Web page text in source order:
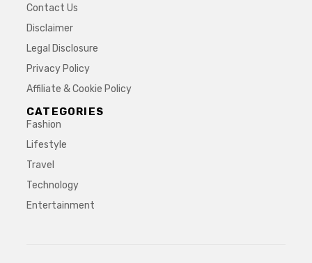
Contact Us
Disclaimer
Legal Disclosure
Privacy Policy
Affiliate & Cookie Policy
CATEGORIES
Fashion
Lifestyle
Travel
Technology
Entertainment